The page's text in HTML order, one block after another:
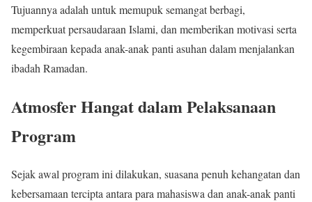
Tujuannya adalah untuk memupuk semangat berbagi,
memperkuat persaudaraan Islami, dan memberikan motivasi serta
kegembiraan kepada anak-anak panti asuhan dalam menjalankan
ibadah Ramadan.
Atmosfer Hangat dalam Pelaksanaan
Program
Sejak awal program ini dilakukan, suasana penuh kehangatan dan
kebersamaan tercipta antara para mahasiswa dan anak-anak panti